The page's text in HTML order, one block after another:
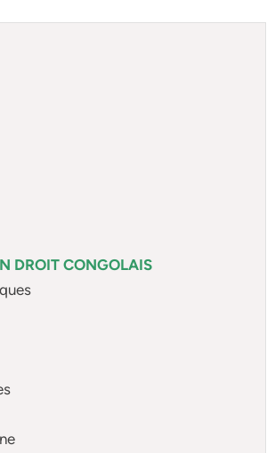
DROIT CONGOLAIS